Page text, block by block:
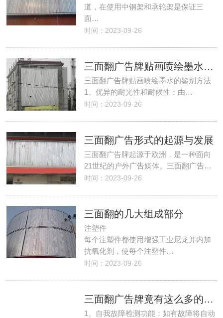
道，在使用中钢架和承轮架是保证三
面…
时间：2023-09-26
三面翻广告牌贴画喷绘墨水的鉴别方法
三面翻广告牌贴画喷绘墨水的鉴别方法
1、优异的耐光性和耐候性：由…
时间：2023-09-26
三面翻广告形式的起源与发展
三面翻广告牌起源于欧洲，是一种面向
21世纪的户外广告媒体。三面翻广告…
时间：2023-09-26
三面翻的几大组成部分
注塑件
每个注塑件都使用增强工业尼龙并内加
抗氧化剂，使每个注塑件…
时间：2023-09-26
三面翻广告牌竟有这么多的特点
1、自我故障检测功能：如有故障将自动